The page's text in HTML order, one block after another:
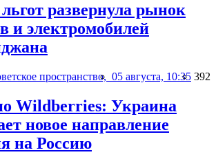
развернула рынок
и электромобилей
пространство, 05 августа, 10:35 392
Wildberries: Украина
новое направление
на Россию